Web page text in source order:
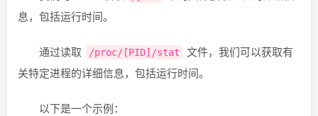
息，包括运行时间。
通过读取 /proc/[PID]/stat
文件，我们可以获取有
关特定进程的详细信息，包括运行时间。
以下是一个示例：